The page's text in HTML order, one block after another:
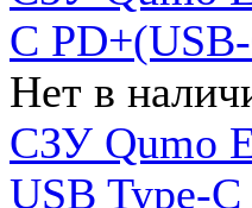
C
Нет в
СЗУ Qumo
USB Type-